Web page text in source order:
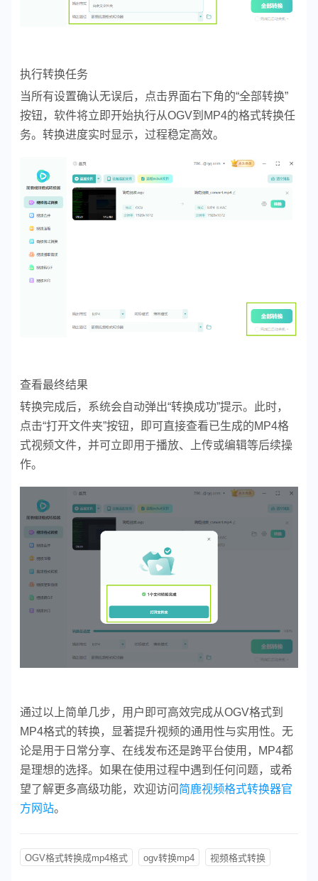
执行转换任务
当所有设置确认无误后，点击界面右下角的“全部转换”
按钮，软件将立即开始执行从OGV到MP4的格式转换任
务。转换进度实时显示，过程稳定高效。
查看最终结果
转换完成后，系统会自动弹出“转换成功”提示。此时，
点击“打开文件夹”按钮，即可直接查看已生成的MP4格
式视频文件，并可立即用于播放、上传或编辑等后续操
作。
通过以上简单几步，用户即可高效完成从OGV格式到
MP4格式的转换，显著提升视频的通用性与实用性。无
论是用于日常分享、在线发布还是跨平台使用，MP4都
是理想的选择。如果在使用过程中遇到任何问题，或希
望了解更多高级功能，欢迎访问 简鹿视频格式转换器官
方网站。
OGV格式转换成mp4格式 ogv转换mp4 视频格式转换